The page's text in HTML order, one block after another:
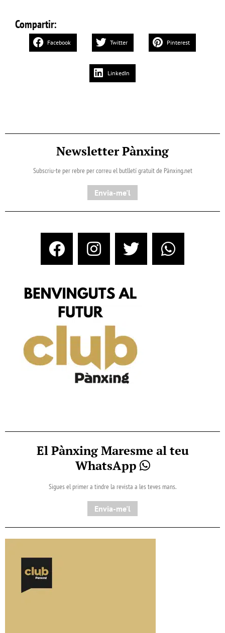
Compartir:
Facebook Twitter Pinterest
LinkedIn
Newsletter Pànxing
Subscriu-te per rebre per correu el butlletí gratuït de Pànxing.net​
Envia-me'l
El Pànxing Maresme al teu
WhatsApp
Sigues el primer a tindre la revista a les teves mans.
Envia-me'l